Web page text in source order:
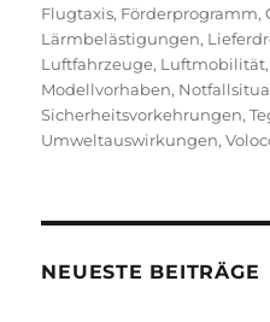
Flugtaxis, Förderprogramm,
Lärmbelästigungen,
Luftfahrzeuge, Luftmobilität,
Modellvorhaben,
Sicherheitsvorkehrungen,
Umweltauswirkungen,
NEUESTE BEITRÄGE